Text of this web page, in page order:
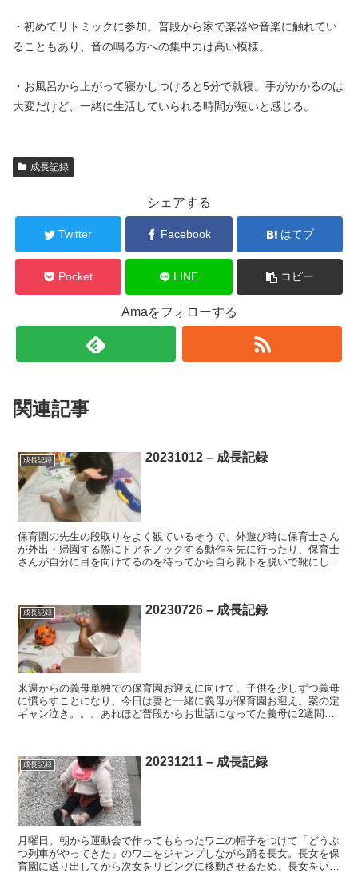
・初めてリトミックに参加。普段から家で楽器や音楽に触れてい
ることもあり、音の鳴る方への集中力は高い模様。
・お風呂から上がって寝かしつけると5分で就寝。手がかかるのは
大変だけど、一緒に生活していられる時間が短いと感じる。
成長記録
シェアする
Twitter Facebook はてブ
Pocket LINE コピー
Amaをフォローする
関連記事
成長記録 20231012 – 成長記録
保育園の先生の段取りをよく観ているそうで、外遊び時に保育士さん
が外出・帰園する際にドアをノックする動作を先に行ったり、保育士
さんが自分に目を向けてるのを待ってから自ら靴下を脱いで靴にしま
成長記録 20230726 – 成長記録
来週からの義母単独での保育園お迎えに向けて、子供を少しずつ義母
に慣らすことになり、今日は妻と一緒に義母が保育園お迎え。案の定
ギャン泣き。。。あれほど普段からお世話になってた義母に2週間会
成長記録 20231211 – 成長記録
月曜日。朝から運動会で作ってもらったワニの帽子をつけて「どうぶ
つ列車がやってきた」のワニをジャンプしながら踊る長女。長女を保
育園に送り出してから次女をリビングに移動させるため、長女をいか